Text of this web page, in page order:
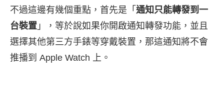
不過這邊有幾個重點，首先是「 通知只能轉發到一
台裝置 」，等於說如果你開啟通知轉發功能，並且
選擇其他第三方手錶等穿戴裝置，那這通知將不會
推播到 Apple Watch 上。